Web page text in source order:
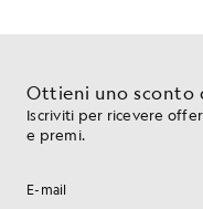
Ottieni uno sconto
Iscriviti per ricevere
e premi.
Indirizzo e-mail